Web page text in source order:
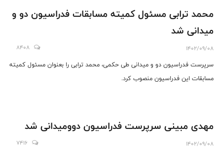
محمد ترابی مسئول کمیته مسابقات فدراسیون دو و
میدانی شد
1402/09/08
8408
سرپرست فدراسیون دو و میدانی طی حکمی، محمد ترابی را بعنوان مسئول کمیته
مسابقات این فدراسیون منصوب کرد.
مهدی مبینی سرپرست فدراسیون دوومیدانی شد
1402/09/08
7416